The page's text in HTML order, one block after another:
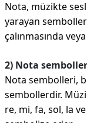
Nota, müzikte
yarayan
çalınmasında
2) Nota
Nota sembolleri,
sembollerdir.
re, mi, fa, sol, la